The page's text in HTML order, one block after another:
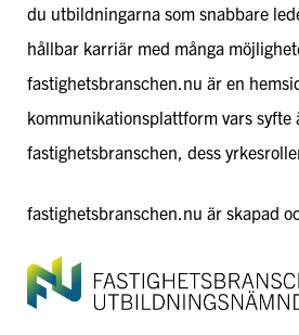
du utbildningarna som snabbare
hållbar karriär med många
fastighetsbranschen.nu är en
kommunikationsplattform vars syfte
fastighetsbranschen, dess
fastighetsbranschen.nu är skapad